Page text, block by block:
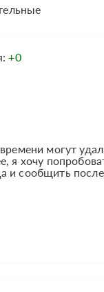
+0
могут
я хочу
и сообщить